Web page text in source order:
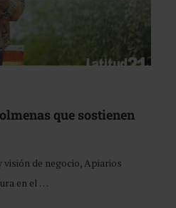
que sostienen
de negocio, Apiarios
en el …